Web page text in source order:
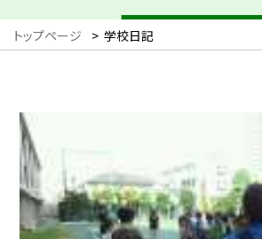
トップページ > 学校日記